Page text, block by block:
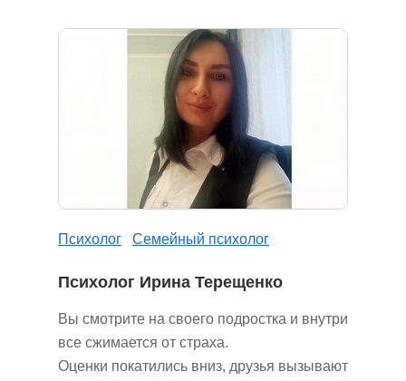
Психолог Семейный психолог
Психолог Ирина Терещенко
Вы смотрите на своего подростка и внутри
все сжимается от страха.
Оценки покатились вниз, друзья вызывают